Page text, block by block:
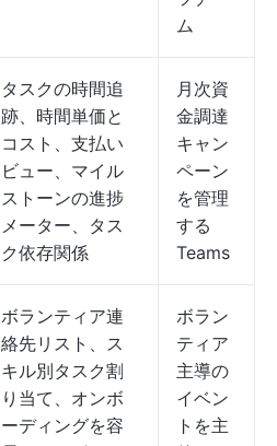
ム
タスクの時間追
跡、時間単価と
コスト、支払い
ビュー、マイル
ストーンの進捗
メーター、タス
ク依存関係
月次資
金調達
キャン
ペーン
を管理
する
Teams
ボランティア連
絡先リスト、ス
キル別タスク割
り当て、オンボ
ーディングを容
ボラン
ティア
主導の
イベン
トを主